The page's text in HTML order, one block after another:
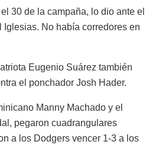
30 de la campaña, lo dio ante el
No había corredores en
Eugenio Suárez también
el ponchador Josh Hader.
Manny Machado y el
pegaron cuadrangulares
a los Dodgers vencer 1-3 a los